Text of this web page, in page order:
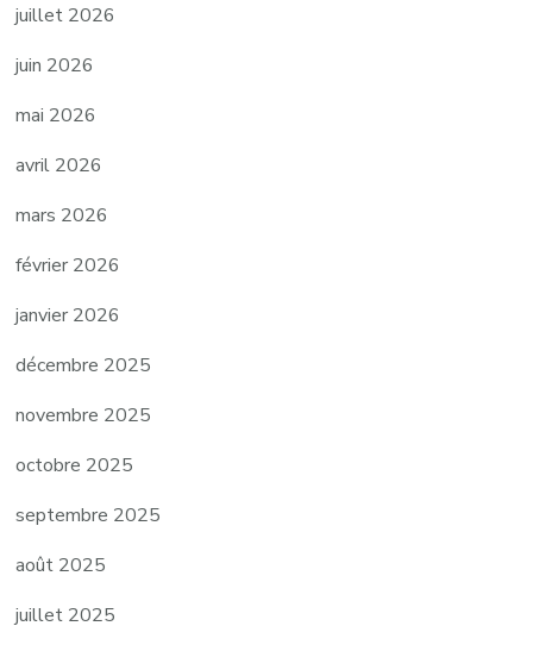
juillet 2026
juin 2026
mai 2026
avril 2026
mars 2026
février 2026
janvier 2026
décembre 2025
novembre 2025
octobre 2025
septembre 2025
août 2025
juillet 2025